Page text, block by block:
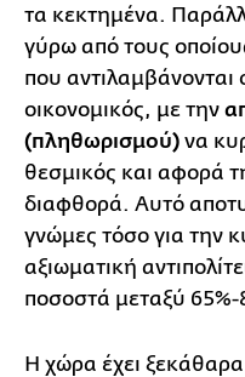
τα κεκτημένα.
γύρω από τους
που αντιλαμβάνονται
οικονομικός, με την
(πληθωρισμού) να
θεσμικός και αφορά
διαφθορά. Αυτό
γνώμες τόσο για την
αξιωματική
ποσοστά μεταξύ 65%-
Η χώρα έχει ξεκάθαρα